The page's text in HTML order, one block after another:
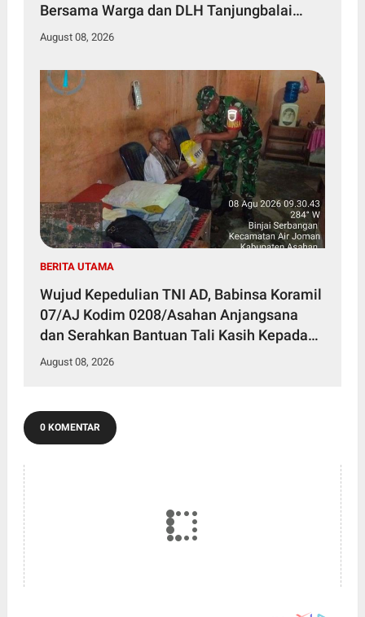
Bersama Warga dan DLH Tanjungbalai
Gelar Gotong Royong
August 08, 2026
BERITA UTAMA
Wujud Kepedulian TNI AD, Babinsa Koramil
07/AJ Kodim 0208/Asahan Anjangsana
dan Serahkan Bantuan Tali Kasih Kepada
Lansia Usia 97 Tahun
August 08, 2026
0 KOMENTAR